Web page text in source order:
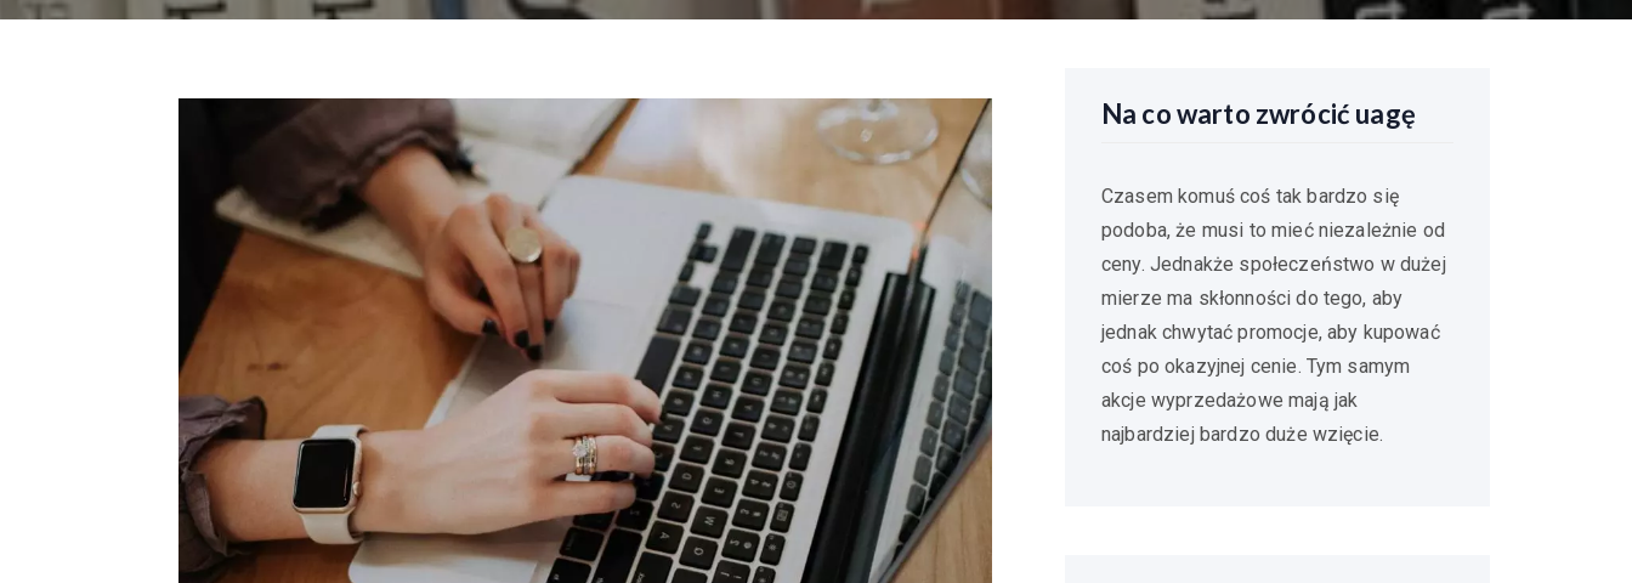
Na co warto zwrócić uagę
Czasem komuś coś tak bardzo się
podoba, że musi to mieć niezależnie od
ceny. Jednakże społeczeństwo w dużej
mierze ma skłonności do tego, aby
jednak chwytać promocje, aby kupować
coś po okazyjnej cenie. Tym samym
akcje wyprzedażowe mają jak
najbardziej bardzo duże wzięcie.